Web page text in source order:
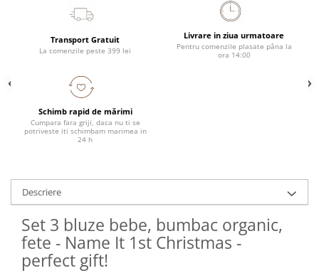
Transport Gratuit
La comenzile peste 399 lei
Livrare in ziua urmatoare
Pentru comenzile plasate pâna la
ora 14:00
Schimb rapid de mărimi
Cumpara fara griji, daca nu ti se
potriveste iti schimbam marimea in
24 h
Descriere
Set 3 bluze bebe, bumbac organic,
fete - Name It 1st Christmas -
perfect gift!